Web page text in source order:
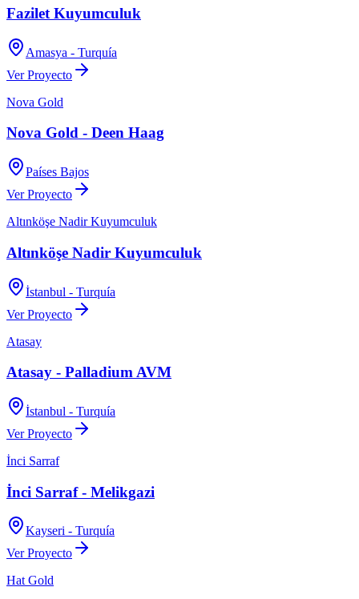
Fazilet Kuyumculuk
Amasya - Turquía
Ver Proyecto
Nova Gold
Nova Gold - Deen Haag
Países Bajos
Ver Proyecto
Altınköşe Nadir Kuyumculuk
Altınköşe Nadir Kuyumculuk
İstanbul - Turquía
Ver Proyecto
Atasay
Atasay - Palladium AVM
İstanbul - Turquía
Ver Proyecto
İnci Sarraf
İnci Sarraf - Melikgazi
Kayseri - Turquía
Ver Proyecto
Hat Gold